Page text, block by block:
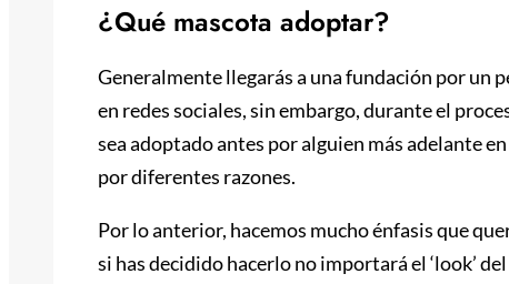
¿Qué mascota adoptar?
Generalmente llegarás a una fundación por un
en redes sociales, sin embargo, durante el
sea adoptado antes por alguien más adelante
por diferentes razones.
Por lo anterior, hacemos mucho énfasis que
si has decidido hacerlo no importará el ‘look’